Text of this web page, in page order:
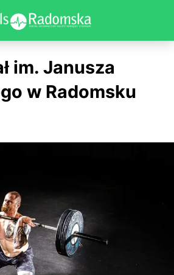
im. Janusza
w Radomsku